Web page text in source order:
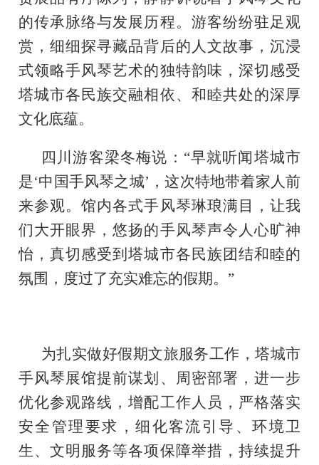
的传承脉络与发展历程。游客纷纷驻足观
赏，细细探寻藏品背后的人文故事，沉浸
式领略手风琴艺术的独特韵味，深切感受
塔城市各民族交融相依、和睦共处的深厚
文化底蕴。
四川游客梁冬梅说：“早就听闻塔城市
是‘中国手风琴之城’，这次特地带着家人前
来参观。馆内各式手风琴琳琅满目，让我
们大开眼界，悠扬的手风琴声令人心旷神
怡，真切感受到塔城市各民族团结和睦的
氛围，度过了充实难忘的假期。”
为扎实做好假期文旅服务工作，塔城市
手风琴展馆提前谋划、周密部署，进一步
优化参观路线，增配工作人员，严格落实
安全管理要求，细化客流引导、环境卫
生、文明服务等各项保障举措，持续提升